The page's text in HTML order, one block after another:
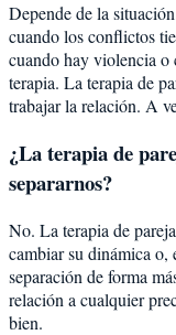
Depende de la
cuando los conflictos
cuando hay violencia o
terapia. La terapia de
trabajar la relación. A
¿La terapia de
separarnos?
No. La terapia de
cambiar su dinámica o,
separación de forma
relación a cualquier
bien.